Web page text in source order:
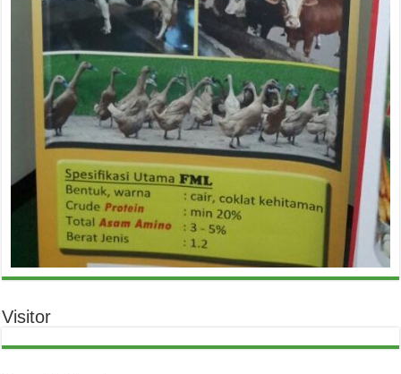
Visitor